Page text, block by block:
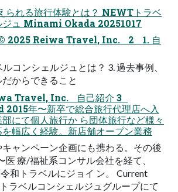
られる旅⾏体験とは？ NEWTトラベ
ジュ Minami Okada 20251017
2025 Reiwa Travel, Inc. 2 1. ⾃
コンシェルジュとは？ 3. 過去事例、
からできること
Travel, Inc. ⾃⼰紹介 3
年〜新卒で総合旅⾏代理店へ⼊
にて個⼈旅⾏か ら団体旅⾏など様々
幅広く経験。新店舗オープン業務
ャンペーン企画にも携わる。その後
医 療/福祉系コンサル会社を経て、
和トラベルにジョイ ン。 Current
ラベルコンシェルジュグループにて